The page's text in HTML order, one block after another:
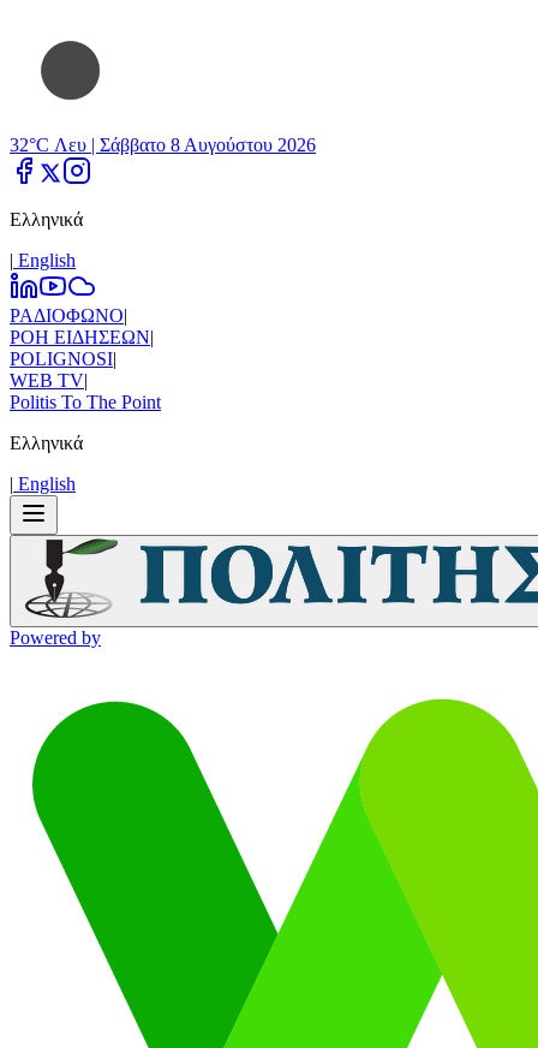
32°C Λευ | Σάββατο 8 Αυγούστου 2026
Ελληνικά
| Εnglish
ΡΑΔΙΟΦΩΝΟ|
ΡΟΗ ΕΙΔΗΣΕΩΝ|
POLIGNOSI|
WEB TV|
Politis To The Point
Ελληνικά
| Εnglish
Powered by